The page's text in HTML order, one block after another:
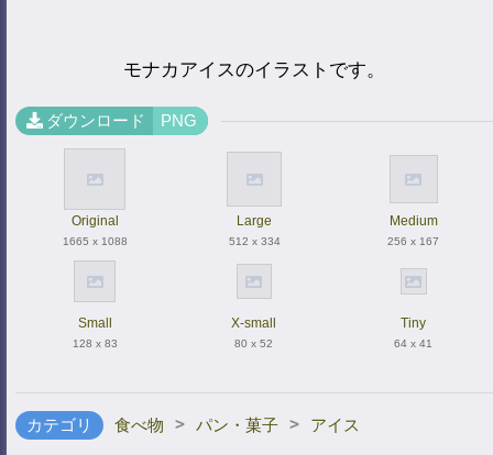
モナカアイスのイラストです。
ダウンロード PNG
Original
1665 x 1088
Large
512 x 334
Medium
256 x 167
Small
128 x 83
X-small
80 x 52
Tiny
64 x 41
カテゴリ 食べ物 > パン・菓子 > アイス